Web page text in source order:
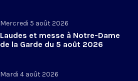
Mercredi 5 août 2026
Laudes et messe à Notre-Dame
de la Garde du 5 août 2026
Mardi 4 août 2026